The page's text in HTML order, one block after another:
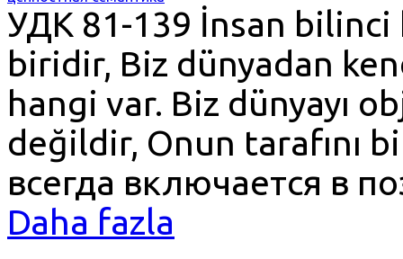
УДК 81-139 İnsan bilinci
biridir, Biz dünyadan
hangi var. Biz dünyayı
değildir, Onun tarafını
всегда включается в
Daha fazla